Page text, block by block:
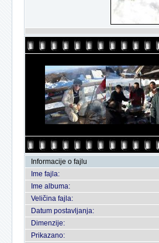
Informacije o fajlu
Ime fajla:
Ime albuma:
Veličina fajla:
Datum postavljanja:
Dimenzije:
Prikazano: